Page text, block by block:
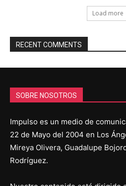
Load more
RECENT COMMENTS
SOBRE NOSOTROS
Impulso es un medio de
22 de Mayo del 2004 en Los
Mireya Olivera, Guadalupe
Rodríguez.